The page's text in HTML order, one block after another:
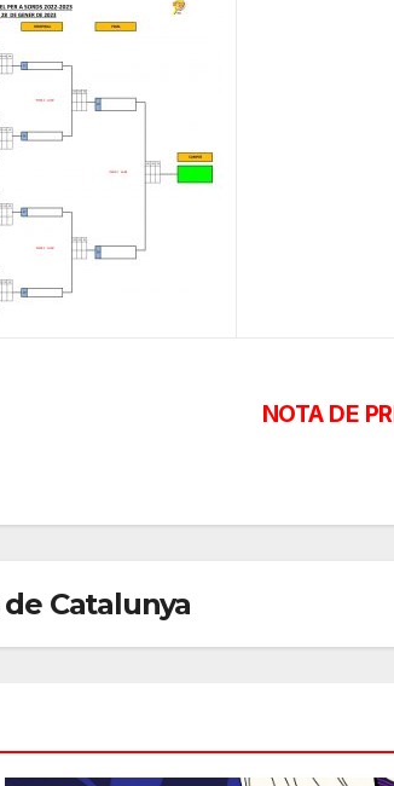
NOTA DE
Catalunya